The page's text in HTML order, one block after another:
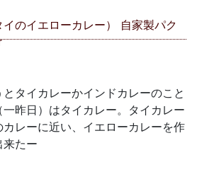
タイカレーかインドカレーのこと
昨日）はタイカレー。タイカレー
レーに近い、イエローカレーを作
来たー